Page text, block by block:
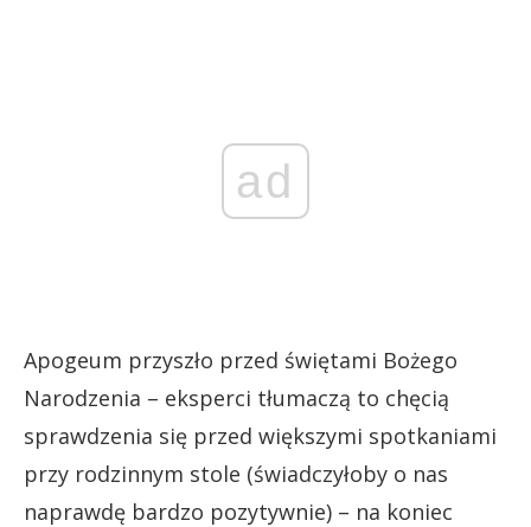
ad
Apogeum przyszło przed świętami Bożego
Narodzenia – eksperci tłumaczą to chęcią
sprawdzenia się przed większymi spotkaniami
przy rodzinnym stole (świadczyłoby o nas
naprawdę bardzo pozytywnie) – na koniec